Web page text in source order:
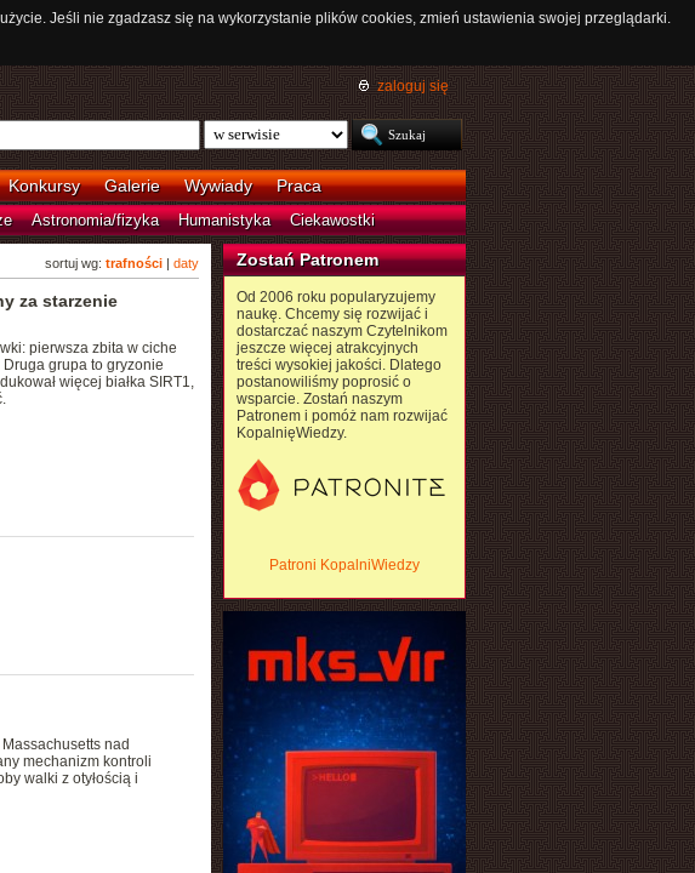
Jeśli nie zgadzasz się na wykorzystanie plików cookies, zmień ustawienia swojej przeglądarki.
zaloguj się
Konkursy Galerie Wywiady Praca
Astronomia/fizyka Humanistyka Ciekawostki
sortuj wg: trafności| daty
za starzenie
pierwsza zbita w ciche
grupa to gryzonie
więcej białka SIRT1,
nad
mechanizm kontroli
walki z otyłością i
Zostań Patronem
Od 2006 roku popularyzujemy
naukę. Chcemy się rozwijać i
dostarczać naszym Czytelnikom
jeszcze więcej atrakcyjnych
treści wysokiej jakości. Dlatego
postanowiliśmy poprosić o
wsparcie. Zostań naszym
Patronem i pomóż nam rozwijać
KopalnięWiedzy.
Patroni KopalniWiedzy